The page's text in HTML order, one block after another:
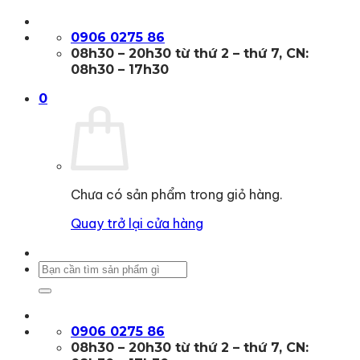
qua
0906 0275 86
08h30 – 20h30 từ thứ 2 – thứ 7, CN:
08h30 – 17h30
0
Chưa có sản phẩm trong giỏ hàng.
Quay trở lại cửa hàng
Tìm
0906 0275 86
08h30 – 20h30 từ thứ 2 – thứ 7, CN: